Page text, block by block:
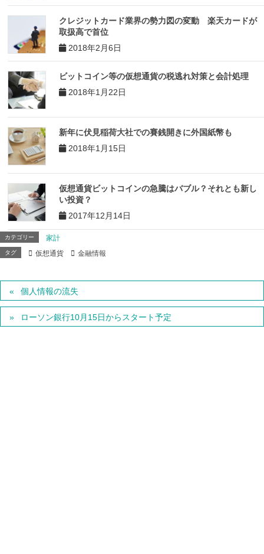
クレジットカード業界の勢力図の変動 楽天カードが
取扱高で首位
2018年2月6日
ビットコイン等の仮想通貨の税逃れ対策と会計処理
2018年1月22日
新年に伏見稲荷大社での賽銭開きに外国紙幣も
2018年1月15日
仮想通貨ビットコインの急騰はバブル？それとも新し
い投資？
2017年12月14日
カテゴリー 家計
タグ 仮想通貨 金融情報
個人情報の流失
ローソン銀行10月15日からスタート予定